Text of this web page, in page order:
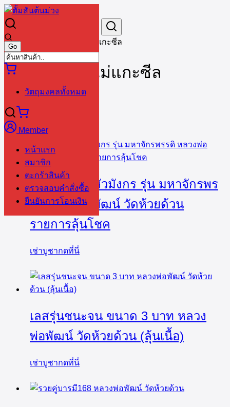
Skip
to
content
วัตถุมงคลทั้งหมด
Member
หน้าแรก
สมาชิก
ตะกร้าสินค้า
ตรวจสอบคำสั่งซื้อ
ยืนยันการโอนเงิน
Search
for:
หน้าหลัก วัตถุมงคลยังไม่แกะซีล
วัตถุมงคลยังไม่แกะซีล
เหรียญเสมาหัวมังกร รุ่น มหาจักรพร
รดิ หลวงพ่อพัฒน์ วัดห้วยด้วน
รายการลุ้นโชค
เช่าบูชากดที่นี่
เลสรุ่นชนะจน ขนาด 3 บาท หลวง
พ่อพัฒน์ วัดห้วยด้วน (ลุ้นเนื้อ)
เช่าบูชากดที่นี่